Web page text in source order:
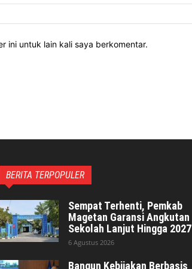
ini untuk lain kali saya berkomentar.
BERITA TERPOPULER
Sempat Terhenti, Pemkab
Magetan Garansi Angkutan
Sekolah Lanjut Hingga 2027
6 Agustus 2026
Bangun Kebijakan Berbasis